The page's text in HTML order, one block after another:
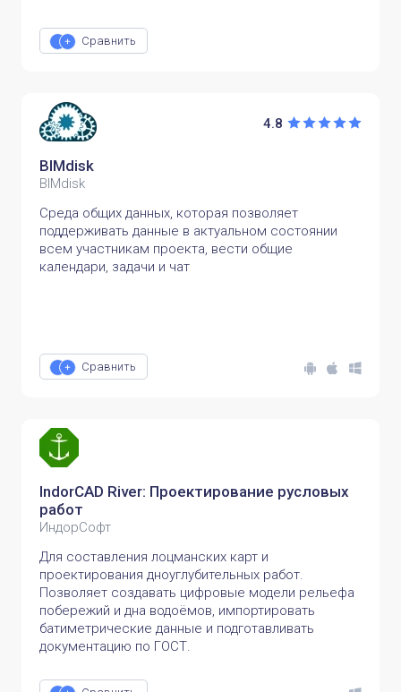
Сравнить
4.8
BIMdisk
BIMdisk
Среда общих данных, которая позволяет
поддерживать данные в актуальном состоянии
всем участникам проекта, вести общие
календари, задачи и чат
Сравнить
IndorCAD River: Проектирование русловых
работ
ИндорСофт
Для составления лоцманских карт и
проектирования дноуглубительных работ.
Позволяет создавать цифровые модели рельефа
побережий и дна водоёмов, импортировать
батиметрические данные и подготавливать
документацию по ГОСТ.